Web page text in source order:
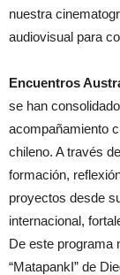
nuestra
audiovisual para
Encuentros
se han
acompañamiento
chileno. A través
formación,
proyectos desde
internacional,
De este programa
“MatapankI” de